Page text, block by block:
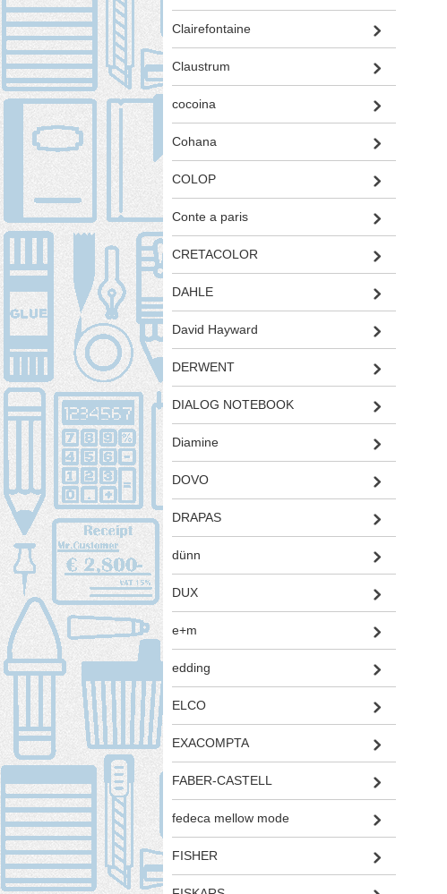
Clairefontaine
Claustrum
cocoina
Cohana
COLOP
Conte a paris
CRETACOLOR
DAHLE
David Hayward
DERWENT
DIALOG NOTEBOOK
Diamine
DOVO
DRAPAS
dünn
DUX
e+m
edding
ELCO
EXACOMPTA
FABER-CASTELL
fedeca mellow mode
FISHER